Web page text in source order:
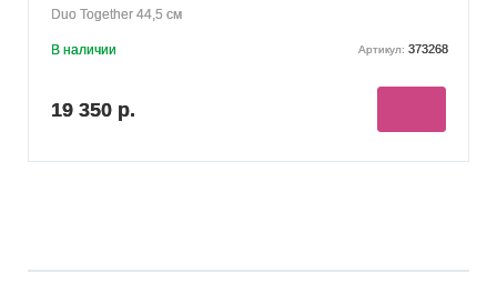
Duo Together 44,5 см
В наличии Артикул: 373268
19 350 р.